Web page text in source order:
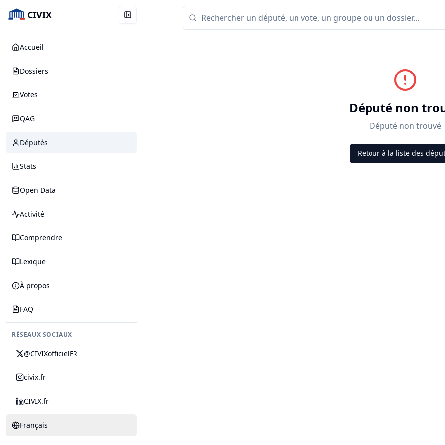
CIVIX
Accueil
Dossiers
Votes
QAG
Députés
Stats
Open Data
Activité
Comprendre
Lexique
À propos
FAQ
RÉSEAUX SOCIAUX
@CIVIXofficielFR
civix.fr
CIVIX.fr
Français
Député non
Député non trouvé
Retour à la liste des